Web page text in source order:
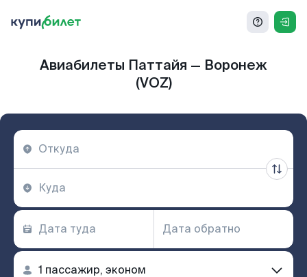
Авиабилеты Паттайя — Воронеж
(VOZ)